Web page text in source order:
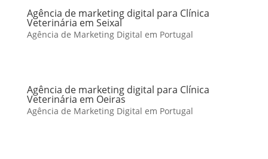
Agência de marketing digital para Clínica
Veterinária em Seixal
Agência de Marketing Digital em Portugal
Agência de marketing digital para Clínica
Veterinária em Oeiras
Agência de Marketing Digital em Portugal